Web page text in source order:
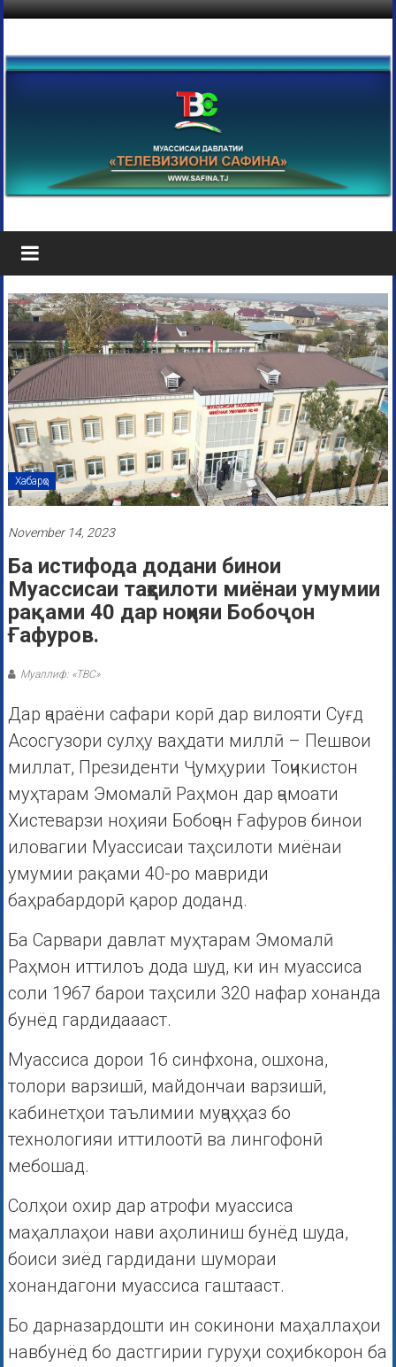
Хабарҳо
November 14, 2023
Ба истифода додани бинои
Муассисаи таҳсилоти миёнаи умумии
рақами 40 дар ноҳияи Бобоҷон
Ғафуров.
Муаллиф: «ТВС»
Дар ҷараёни сафари корӣ дар вилояти Суғд
Асосгузори сулҳу ваҳдати миллӣ – Пешвои
миллат, Президенти Ҷумҳурии Тоҷикистон
муҳтарам Эмомалӣ Раҳмон дар ҷамоати
Хистеварзи ноҳияи Бобоҷон Ғафуров бинои
иловагии Муассисаи таҳсилоти миёнаи
умумии рақами 40-ро мавриди
баҳрабардорӣ қарор доданд.
Ба Сарвари давлат муҳтарам Эмомалӣ
Раҳмон иттилоъ дода шуд, ки ин муассиса
соли 1967 барои таҳсили 320 нафар хонанда
бунёд гардидаааст.
Муассиса дорои 16 синфхона, ошхона,
толори варзишӣ, майдончаи варзишӣ,
кабинетҳои таълимии муҷаҳҳаз бо
технологияи иттилоотӣ ва лингофонӣ
мебошад.
Солҳои охир дар атрофи муассиса
маҳаллаҳои нави аҳолиниш бунёд шуда,
боиси зиёд гардидани шумораи
хонандагони муассиса гаштааст.
Бо дарназардошти ин сокинони маҳаллаҳои
навбунёд бо дастгирии гуруҳи соҳибкорон ба